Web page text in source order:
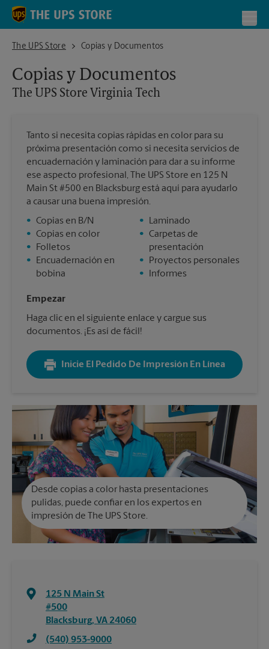
Skip to content
Return to Nav
The UPS Store
The UPS Store Virginia TechCopias y Documentos
Copias y Documentos
The UPS Store Virginia Tech
Tanto si necesita copias rápidas en color para su
próxima presentación como si necesita servicios de
encuadernación y laminación para dar a su informe
ese aspecto profesional, The UPS Store en 125 N
Main St #500 en Blacksburg está aquí para ayudarlo
a causar una buena impresión.
• Copias en B/N
• Copias en color
•
Folletos
•
Encuadernación en
bobina
•
Laminado
• Carpetas de
presentación
•
Proyectos personales
•
Informes
Empezar
Haga clic en el siguiente enlace y cargue sus
documentos. ¡Es así de fácil!
Inicie El Pedido De Impresión En Línea
Desde copias a color hasta presentaciones
pulidas, puede confiar en los expertos en
impresión de The UPS Store.
125 N Main St
#500
Blacksburg, VA 24060
(540) 953-9000